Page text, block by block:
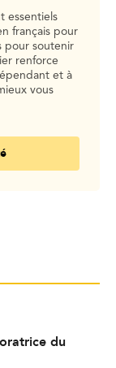
essentiels
français pour
pour soutenir
renforce
et à
vous
du